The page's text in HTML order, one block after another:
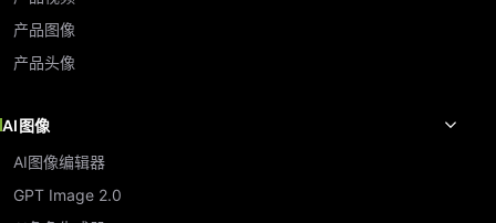
AI图像
AI图像编辑器
GPT Image 2.0
产品图像
产品头像